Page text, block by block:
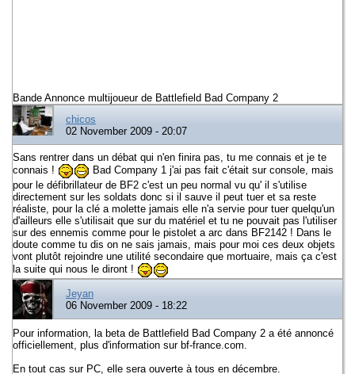
Bande Annonce multijoueur de Battlefield Bad Company 2
chicos
02 November 2009 - 20:07
Sans rentrer dans un débat qui n'en finira pas, tu me connais et je te
connais !
Bad Company 1 j'ai pas fait c'était sur console, mais
pour le défibrillateur de BF2 c'est un peu normal vu qu' il s'utilise
directement sur les soldats donc si il sauve il peut tuer et sa reste
réaliste, pour la clé a molette jamais elle n'a servie pour tuer quelqu'un
d'ailleurs elle s'utilisait que sur du matériel et tu ne pouvait pas l'utiliser
sur des ennemis comme pour le pistolet a arc dans BF2142 ! Dans le
doute comme tu dis on ne sais jamais, mais pour moi ces deux objets
vont plutôt rejoindre une utilité secondaire que mortuaire, mais ça c'est
la suite qui nous le diront !
Jeyan
06 November 2009 - 18:22
Pour information, la beta de Battlefield Bad Company 2 a été annoncé
officiellement, plus d'information sur bf-france.com.
En tout cas sur PC, elle sera ouverte à tous en décembre.